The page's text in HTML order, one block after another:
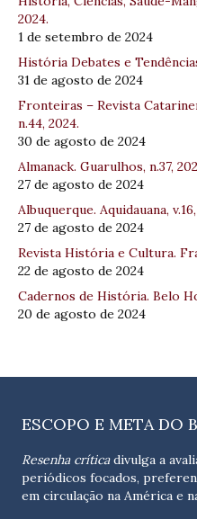
2024.
1 de setembro de 2024
História Debates e
31 de agosto de 2024
Fronteiras – Revista
n.44, 2024.
30 de agosto de 2024
Almanack. Guarulhos, n.37,
27 de agosto de 2024
Albuquerque. Aquidauana, v.16,
27 de agosto de 2024
Revista História e Cultura.
22 de agosto de 2024
Cadernos de História. Belo
20 de agosto de 2024
ESCOPO E META DO
Resenha críticadivulga a
periódicos focados,
em circulação na América e